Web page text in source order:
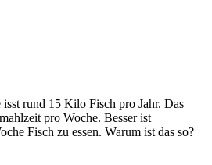
rund 15 Kilo Fisch pro Jahr. Das
pro Woche. Besser ist
Fisch zu essen. Warum ist das so?